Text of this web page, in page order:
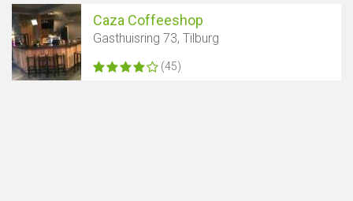
Caza Coffeeshop
Gasthuisring 73, Tilburg
(45)